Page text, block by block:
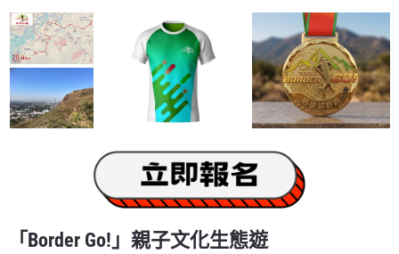
「Border Go!」親子文化生態遊